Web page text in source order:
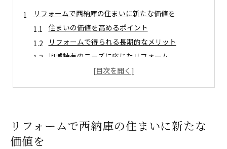
リフォームで西納庫の住まいに新たな価値を
住まいの価値を高めるポイント
リフォームで得られる長期的なメリット
地域特有のニーズに応じたリフォーム
リフォーム成功のための準備と計画
設楽町ならではのリフォームプランの特色
リフォームで西納庫の住まいに新たな
価値を